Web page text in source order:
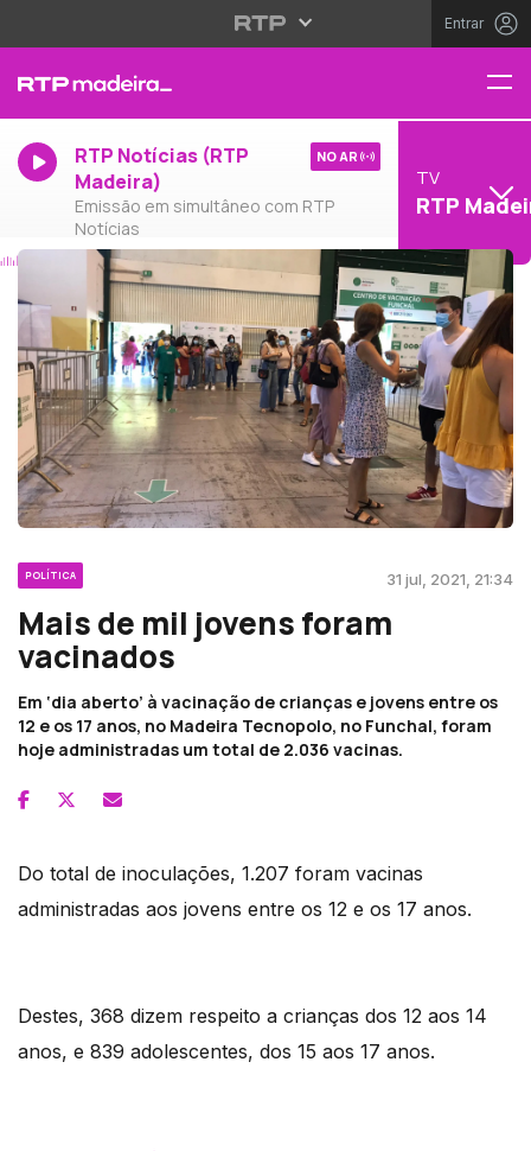
Entrar
RTP Notícias (RTP
Madeira)
Emissão em simultâneo com RTP
Notícias
NO AR
TV
RTP
POLÍTICA 31 jul, 2021, 21:34
Mais de mil jovens foram
vacinados
Em ‘dia aberto’ à vacinação de crianças e jovens entre os
12 e os 17 anos, no Madeira Tecnopolo, no Funchal, foram
hoje administradas um total de 2.036 vacinas.
Do total de inoculações, 1.207 foram vacinas
administradas aos jovens entre os 12 e os 17 anos.
Destes, 368 dizem respeito a crianças dos 12 aos 14
anos, e 839 adolescentes, dos 15 aos 17 anos.